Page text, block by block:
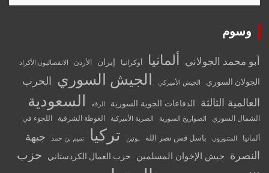
وسوم
أبو محمد الجولاني ألمانيا أوكرانيا إيران الأردن الانفصاليون الأكراد
الجولان السوري الجيش الأميركي الجيش السوري الحرب
العالمية الثالثة
الدفاعات الجوية السورية الرقة السعودية
الشمال السوري الصواريخ السورية الضربة الأميركية الغوطة الشرقية اللجوء في
ألمانيا المتنورون باسل قس نصر الله بوتين تركيا تميم بن حمد
جبهة
النصرة
جيش الإخوان المسلمين حزب العمال الكردستاني
حزب